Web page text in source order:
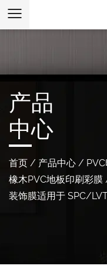
产品
中心
首页 / 产品中心 /
橡木PVC地板印刷彩膜
装饰膜适用于 SPC/